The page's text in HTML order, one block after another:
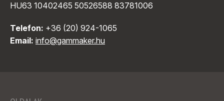
HU63 10402465 50526588 83781006
Telefon: +36 (20) 924-1065
Email: info@gammaker.hu